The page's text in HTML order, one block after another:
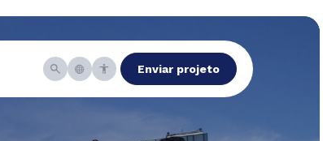
Enviar projeto